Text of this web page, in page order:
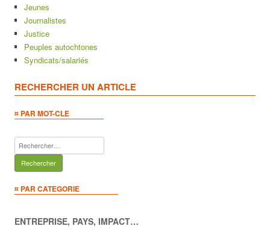
Jeunes
Journalistes
Justice
Peuples autochtones
Syndicats/salariés
RECHERCHER UN ARTICLE
¤ PAR MOT-CLE
Rechercher :
¤ PAR CATEGORIE
ENTREPRISE, PAYS, IMPACT…